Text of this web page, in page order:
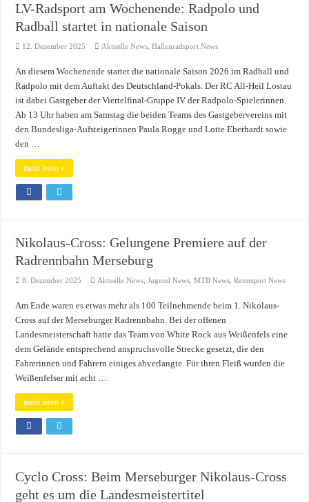
LV-Radsport am Wochenende: Radpolo und
Radball startet in nationale Saison
12. Dezember 2025 Aktuelle News ,Hallenradsport News
An diesem Wochenende startet die nationale Saison 2026 im Radball und
Radpolo mit dem Auftakt des Deutschland-Pokals. Der RC All-Heil Lostau
ist dabei Gastgeber der Viertelfinal-Gruppe IV der Radpolo-Spielerinnen.
Ab 13 Uhr haben am Samstag die beiden Teams des Gastgebervereins mit
den Bundesliga-Aufsteigerinnen Paula Rogge und Lotte Eberhardt sowie
den …
mehr lesen »
Nikolaus-Cross: Gelungene Premiere auf der
Radrennbahn Merseburg
8. Dezember 2025 Aktuelle News ,Jugend News ,MTB News ,Rennsport News
Am Ende waren es etwas mehr als 100 Teilnehmende beim 1. Nikolaus-
Cross auf der Merseburger Radrennbahn. Bei der offenen
Landesmeisterschaft hatte das Team von White Rock aus Weißenfels eine
dem Gelände entsprechend anspruchsvolle Strecke gesetzt, die den
Fahrerinnen und Fahrern einiges abverlangte. Für ihren Fleiß wurden die
Weißenfelser mit acht …
mehr lesen »
Cyclo Cross: Beim Merseburger Nikolaus-Cross
geht es um die Landesmeistertitel